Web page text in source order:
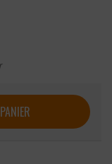
Base Be-More S3